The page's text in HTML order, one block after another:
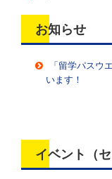
お知らせ
「留学パスウ
います！
イベント（